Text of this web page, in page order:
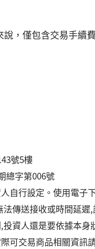
，僅包含交易手續
號5樓
總字第006號
自行設定。使用電子
傳送接收或時間延遲
資人還是要依據本
可交易商品相關資訊